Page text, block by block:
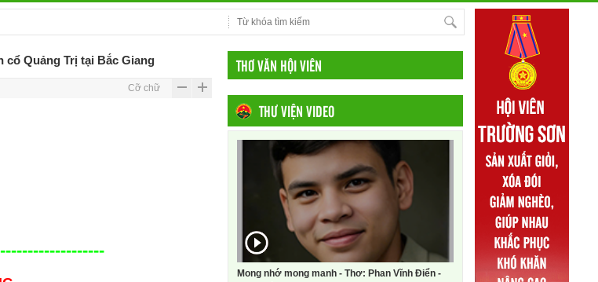
Quảng Trị tại Bắc Giang
Cỡ chữ
THƠ VĂN HỘI VIÊN
THƯ VIỆN VIDEO
Mong nhớ mong manh - Thơ: Phan Vĩnh Điển -